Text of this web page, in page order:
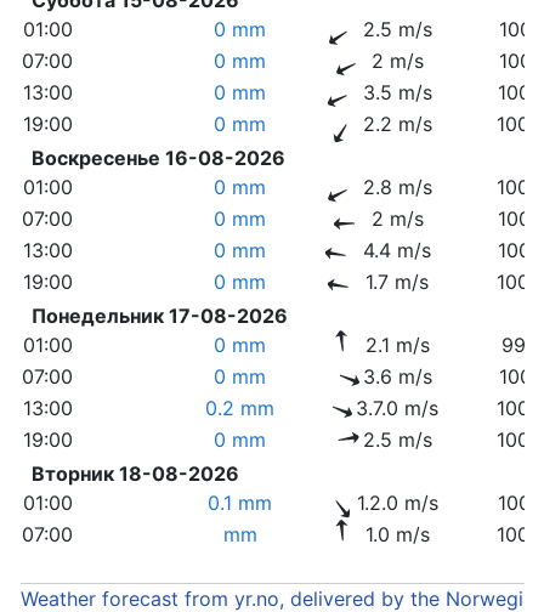
01:00
0 mm 2.5 m/s
07:00
0 mm 2 m/s
13:00
0 mm 3.5 m/s
19:00
0 mm 2.2 m/s
Воскресенье 16-08-2026
01:00
0 mm 2.8 m/s
07:00
0 mm 2 m/s
13:00
0 mm 4.4 m/s
19:00
0 mm 1.7 m/s
Понедельник 17-08-2026
01:00
0 mm 2.1 m/s
07:00
0 mm 3.6 m/s
13:00
0.2 mm 3.7.0 m/s
19:00
0 mm 2.5 m/s
Вторник 18-08-2026
01:00
0.1 mm 1.2.0 m/s
07:00
mm 1.0 m/s
Weather forecast from yr.no, delivered by the